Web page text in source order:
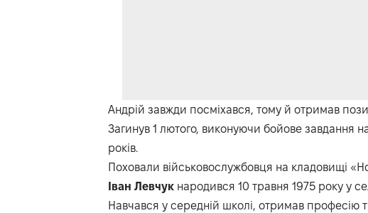
Андрій завжди посміхався, тому й отримав
Загинув 1 лютого, виконуючи бойове завдання
років.
Поховали військовослужбовця на кладовищі
Іван Левчук народився 10 травня 1975 року у
Навчався у середній школі, отримав професію